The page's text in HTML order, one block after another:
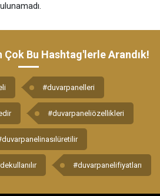
Çok Bu Hashtag'lerle Arandık!
#duvarpanelleri
#duvarpaneliözellikleri
#duvarpanelifiyatları